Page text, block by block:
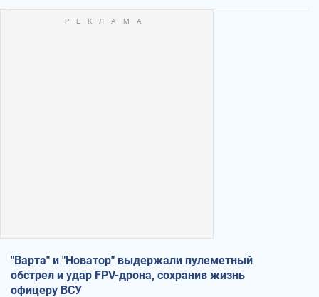
"Варта" и "Новатор" выдержали пулеметный
обстрел и удар FPV-дрона, сохранив жизнь
офицеру ВСУ